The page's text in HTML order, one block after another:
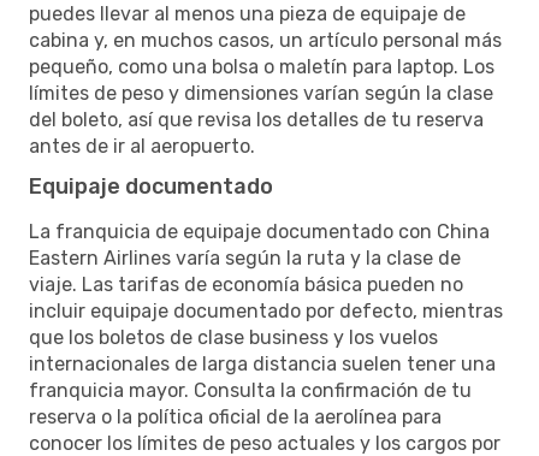
puedes llevar al menos una pieza de equipaje de
cabina y, en muchos casos, un artículo personal más
pequeño, como una bolsa o maletín para laptop. Los
límites de peso y dimensiones varían según la clase
del boleto, así que revisa los detalles de tu reserva
antes de ir al aeropuerto.
Equipaje documentado
La franquicia de equipaje documentado con China
Eastern Airlines varía según la ruta y la clase de
viaje. Las tarifas de economía básica pueden no
incluir equipaje documentado por defecto, mientras
que los boletos de clase business y los vuelos
internacionales de larga distancia suelen tener una
franquicia mayor. Consulta la confirmación de tu
reserva o la política oficial de la aerolínea para
conocer los límites de peso actuales y los cargos por